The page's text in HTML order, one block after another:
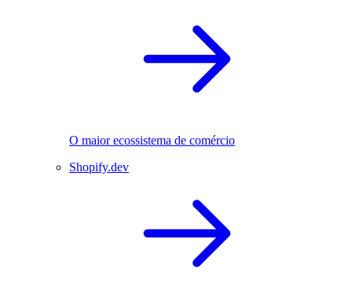
O maior ecossistema de comércio
Shopify.dev